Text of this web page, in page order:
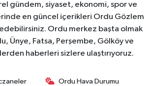
gündem, siyaset, ekonomi, spor ve
en güncel içerikleri Ordu Gözlem
Ordu merkez başta olmak
Ünye, Fatsa, Perşembe, Gölköy ve
haberleri sizlere ulaştırıyoruz.
Ordu Hava Durumu